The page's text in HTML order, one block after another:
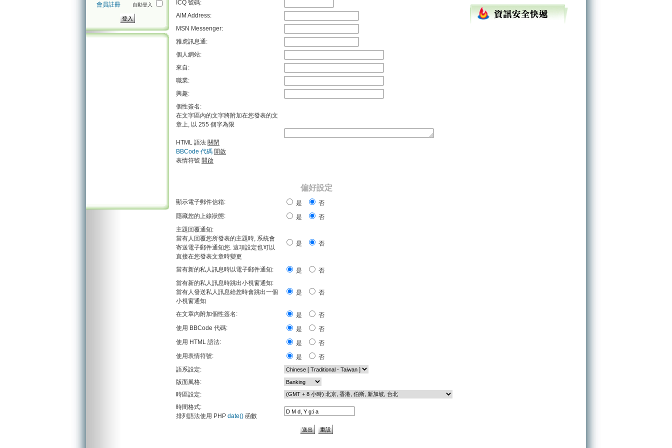
會員註冊 自動登入
ICQ 號碼:
AIM Address:
MSN Messenger:
雅虎訊息通:
個人網站:
來自:
職業:
興趣:
個性簽名:
在文字區內的文字將附加在您發表的文
章上, 以 255 個字為限
HTML 語法 關閉
BBCode 代碼 開啟
表情符號 開啟
偏好設定
顯示電子郵件信箱: 是
否
隱藏您的上線狀態:
是
否
主題回覆通知:
當有人回覆您所發表的主題時, 系統會
寄送電子郵件通知您. 這項設定也可以
直接在您發表文章時變更
是 否
當有新的私人訊息時以電子郵件通知: 是
否
當有新的私人訊息時跳出小視窗通知:
當有人發送私人訊息給您時會跳出一個
小視窗通知
是 否
在文章內附加個性簽名: 是
否
使用 BBCode 代碼:
是
否
使用 HTML 語法:
是
否
使用表情符號:
是
否
語系設定:
版面風格:
時區設定:
時間格式:
排列語法使用 PHP date() 函數